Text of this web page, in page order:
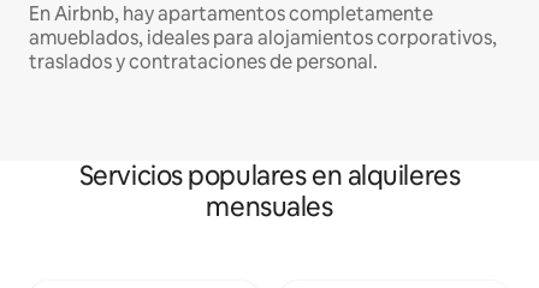
En Airbnb, hay apartamentos completamente
amueblados, ideales para alojamientos corporativos,
traslados y contrataciones de personal.
Servicios populares en alquileres
mensuales